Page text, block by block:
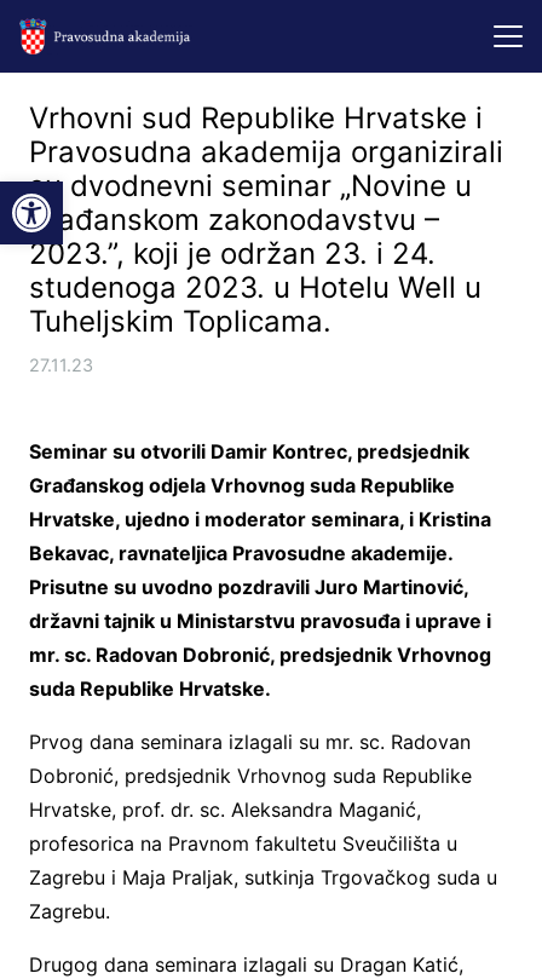
Open toolbar
Vrhovni sud Republike Hrvatske i
Pravosudna akademija organizirali
su dvodnevni seminar „Novine u
građanskom zakonodavstvu –
2023.”, koji je održan 23. i 24.
studenoga 2023. u Hotelu Well u
Tuheljskim Toplicama.
27.11.23
Seminar su otvorili Damir Kontrec, predsjednik
Građanskog odjela Vrhovnog suda Republike
Hrvatske, ujedno i moderator seminara, i Kristina
Bekavac, ravnateljica Pravosudne akademije.
Prisutne su uvodno pozdravili Juro Martinović,
državni tajnik u Ministarstvu pravosuđa i uprave i
mr. sc. Radovan Dobronić, predsjednik Vrhovnog
suda Republike Hrvatske.
Prvog dana seminara izlagali su mr. sc. Radovan
Dobronić, predsjednik Vrhovnog suda Republike
Hrvatske, prof. dr. sc. Aleksandra Maganić,
profesorica na Pravnom fakultetu Sveučilišta u
Zagrebu i Maja Praljak, sutkinja Trgovačkog suda u
Zagrebu.
Drugog dana seminara izlagali su Dragan Katić,